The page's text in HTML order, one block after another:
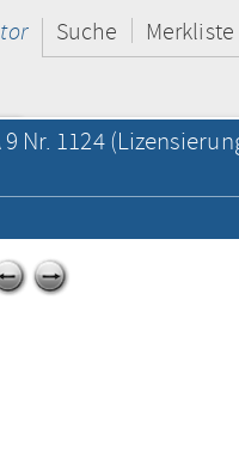
Suche Merkliste
Nr. 1124